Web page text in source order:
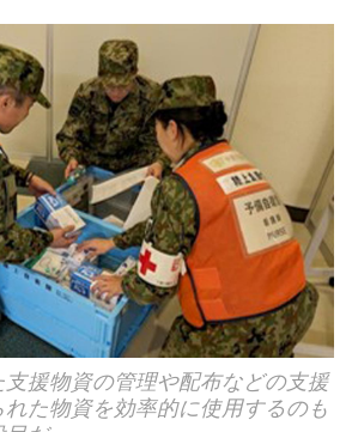
援物資の管理や配布などの支援
た物資を効率的に使用するのも